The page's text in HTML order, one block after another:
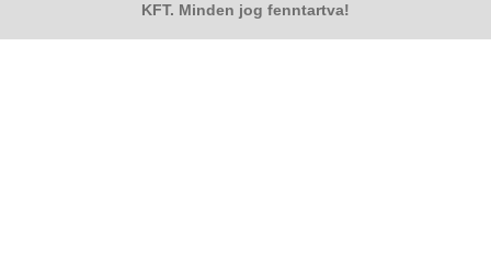
KFT. Minden jog fenntartva!